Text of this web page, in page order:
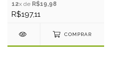
12x de R$19,98
R$197,11
COMPRAR